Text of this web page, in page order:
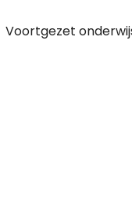
Voortgezet